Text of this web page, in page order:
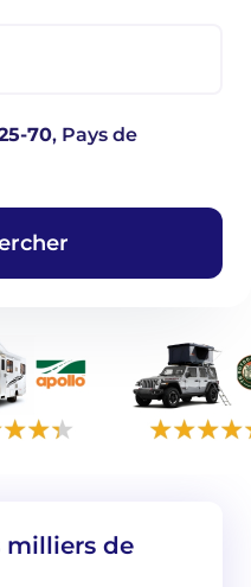
70, Pays de
milliers de